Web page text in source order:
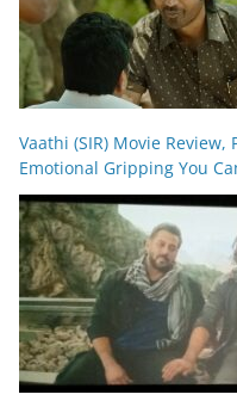
Vaathi (SIR) Movie
Emotional Gripping You